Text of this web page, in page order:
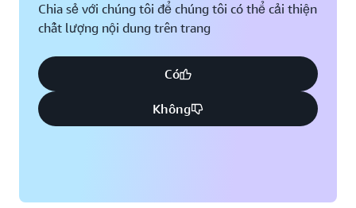
Chia sẻ với chúng tôi để chúng tôi có thể cải thiện
chất lượng nội dung trên trang
Có
Không